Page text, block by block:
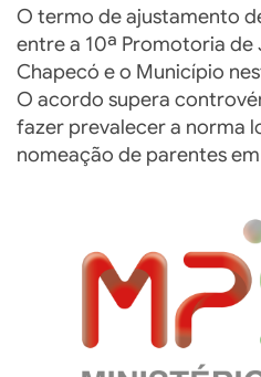
O termo de ajustamento
entre a 10ª Promotoria
Chapecó e o Município
O acordo supera
fazer prevalecer a norma
nomeação de parentes